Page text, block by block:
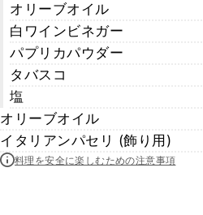
オリーブオイル
白ワインビネガー
パプリカパウダー
タバスコ
塩
オリーブオイル
イタリアンパセリ (飾り用)
料理を安全に楽しむための注意事項